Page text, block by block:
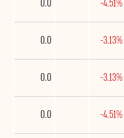
-4.51%
0.0
-3.13%
0.0
-3.13%
0.0
-4.51%
0.0